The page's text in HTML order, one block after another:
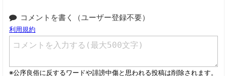
コメントを書く（ユーザー登録不要）